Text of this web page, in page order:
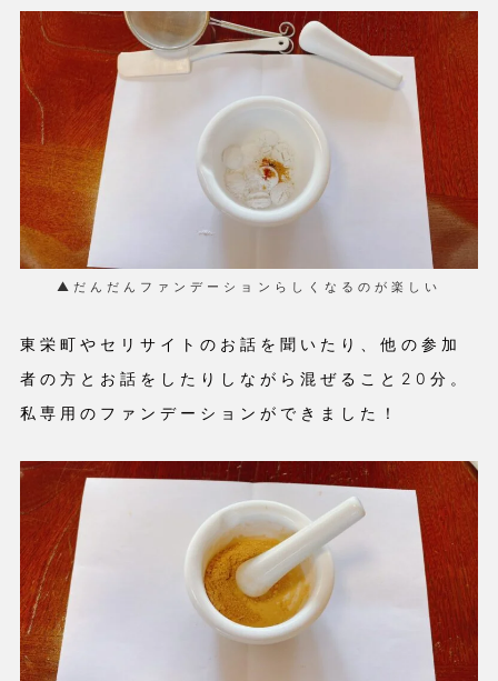
▲だんだんファンデーションらしくなるのが楽しい
東栄町やセリサイトのお話を聞いたり、他の参加
者の方とお話をしたりしながら混ぜること20分。
私専用のファンデーションができました！